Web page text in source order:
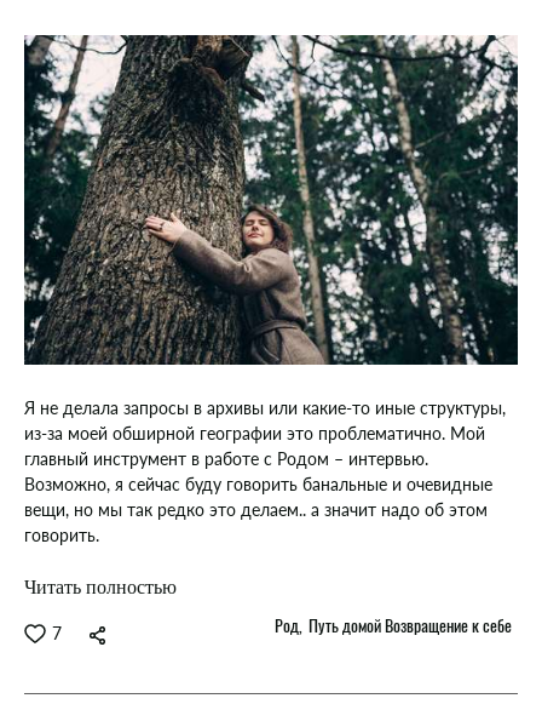
7 Род Путь домой Возвращение к себе
Я не делала запросы в архивы или какие-то иные структуры,
из-за моей обширной географии это проблематично. Мой
главный инструмент в работе с Родом – интервью.
Возможно, я сейчас буду говорить банальные и очевидные
вещи, но мы так редко это делаем.. а значит надо об этом
говорить.
Читать полностью